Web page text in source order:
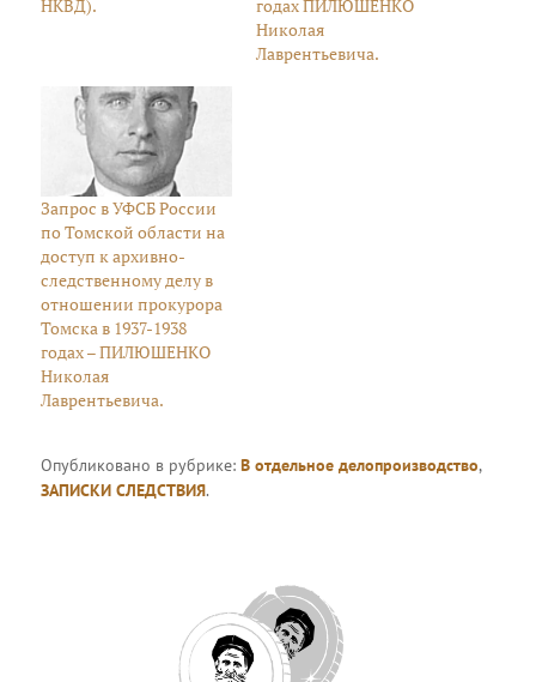
НКВД).
годах ПИЛЮШЕНКО
Николая
Лаврентьевича.
Запрос в УФСБ России
по Томской области на
доступ к архивно-
следственному делу в
отношении прокурора
Томска в 1937-1938
годах – ПИЛЮШЕНКО
Николая
Лаврентьевича.
Опубликовано в рубрике:В отдельное делопроизводство,
ЗАПИСКИ СЛЕДСТВИЯ.